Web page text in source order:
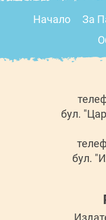
Начало За
бул.
бул.